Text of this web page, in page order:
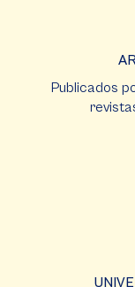
Publicados